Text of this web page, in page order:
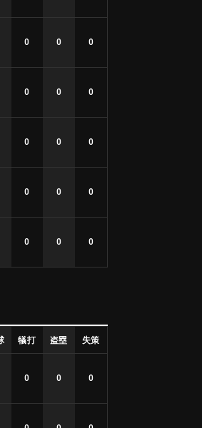
0 0 0
0 0 0
0 0 0
0 0 0
0 0 0
犠打 盗塁 失策
0 0 0